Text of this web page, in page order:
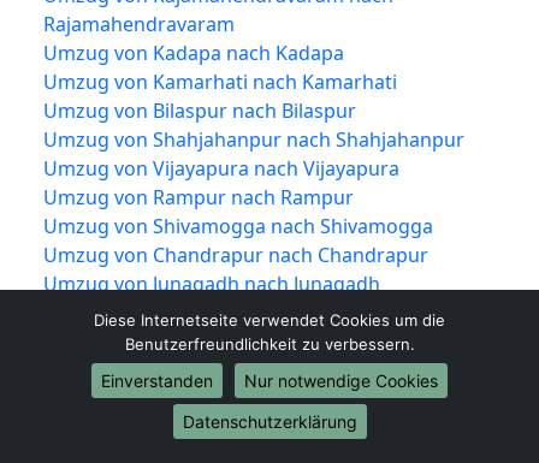
Rajamahendravaram
Umzug von Kadapa nach Kadapa
Umzug von Kamarhati nach Kamarhati
Umzug von Bilaspur nach Bilaspur
Umzug von Shahjahanpur nach Shahjahanpur
Umzug von Vijayapura nach Vijayapura
Umzug von Rampur nach Rampur
Umzug von Shivamogga nach Shivamogga
Umzug von Chandrapur nach Chandrapur
Umzug von Junagadh nach Junagadh
Umzug von Thrissur nach Thrissur
Umzug von Alwar nach Alwar
Umzug von Bardhaman nach Bardhaman
Umzug von Kulti nach Kulti
Umzug von Kakinada nach Kakinada
Diese Internetseite verwendet Cookies um die
Benutzerfreundlichkeit zu verbessern.
Einverstanden
Nur notwendige Cookies
Datenschutzerklärung